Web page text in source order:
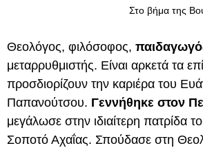
Στο βήμα της
Θεολόγος, φιλόσοφος,
μεταρρυθμιστής. Είναι αρκετά τα
προσδιορίζουν την καριέρα του
Παπανούτσου. Γεννήθηκε στον
μεγάλωσε στην ιδιαίτερη πατρίδα
Σοποτό Αχαΐας. Σπούδασε στη